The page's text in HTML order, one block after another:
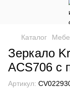
Каталог
Зеркало
ACS706 с
Артикул: